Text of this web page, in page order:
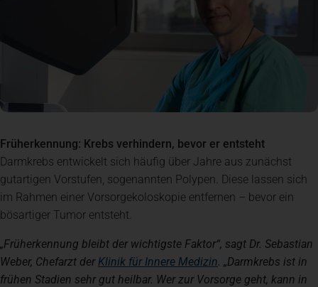
Früherkennung: Krebs verhindern, bevor er entsteht
Darmkrebs entwickelt sich häufig über Jahre aus zunächst
gutartigen Vorstufen, sogenannten Polypen. Diese lassen sich
im Rahmen einer Vorsorgekoloskopie entfernen – bevor ein
bösartiger Tumor entsteht.
„Früherkennung bleibt der wichtigste Faktor“, sagt Dr. Sebastian
Weber, Chefarzt der Klinik für Innere Medizin (öffnet in einem
. „Darmkrebs ist in
frühen Stadien sehr gut heilbar. Wer zur Vorsorge geht, kann in